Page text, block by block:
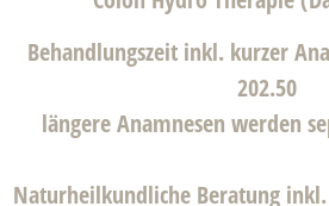
Behandlungszeit inkl. kurzer
202.50
längere Anamnesen werden
Naturheilkundliche Beratung